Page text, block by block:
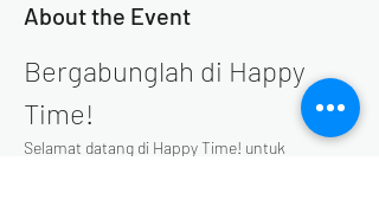
About the Event
Bergabunglah di Happy
Time!
Selamat datang di Happy Time! untuk